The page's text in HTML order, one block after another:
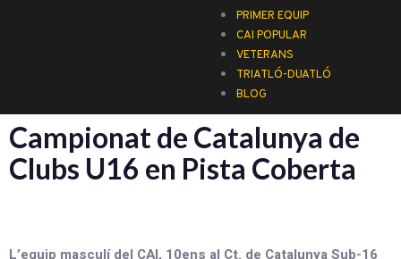
PRIMER EQUIP
CAI POPULAR
VETERANS
TRIATLÓ-DUATLÓ
BLOG
Campionat de Catalunya de
Clubs U16 en Pista Coberta
L’equip masculí del CAI, 10ens al Ct. de Catalunya Sub-16